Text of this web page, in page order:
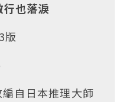
行也落淚
版
自日本推理大師